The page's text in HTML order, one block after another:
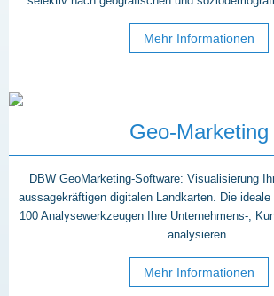
Mehr Informationen
Geo-Marketing
DBW GeoMarketing-Software: Visualisierung
aussagekräftigen digitalen Landkarten. Die
100 Analysewerkzeugen Ihre Unternehmens-,
analysieren.
Mehr Informationen